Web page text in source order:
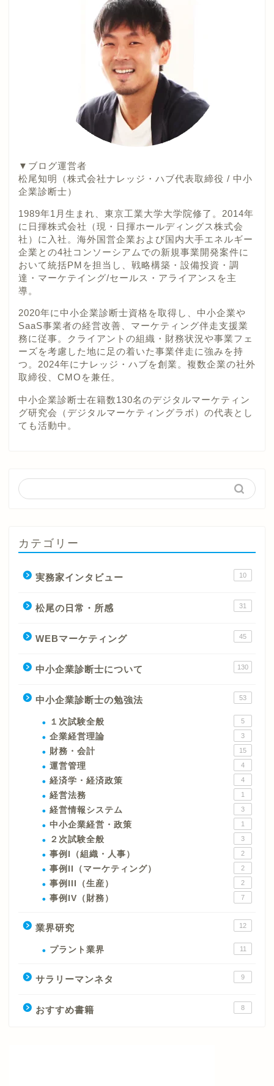
▼ブログ運営者
松尾知明（株式会社ナレッジ・ハブ代表取締役 / 中小
企業診断士）
1989年1月生まれ、東京工業大学大学院修了。2014年
に日揮株式会社（現・日揮ホールディングス株式会
社）に入社。海外国営企業および国内大手エネルギー
企業との4社コンソーシアムでの新規事業開発案件に
おいて統括PMを担当し、戦略構築・設備投資・調
達・マーケテイング/セールス・アライアンスを主
導。
2020年に中小企業診断士資格を取得し、中小企業や
SaaS事業者の経営改善、マーケティング伴走支援業
務に従事。クライアントの組織・財務状況や事業フェ
ーズを考慮した地に足の着いた事業伴走に強みを持
つ。2024年にナレッジ・ハブを創業。複数企業の社外
取締役、CMOを兼任。
中小企業診断士在籍数130名のデジタルマーケティン
グ研究会（デジタルマーケティングラボ）の代表とし
ても活動中。
カテゴリー
実務家インタビュー 10
松尾の日常・所感 31
WEBマーケティング 45
中小企業診断士について 130
中小企業診断士の勉強法 53
１次試験全般 5
企業経営理論 3
財務・会計 15
運営管理 4
経済学・経済政策 4
経営法務 1
経営情報システム 3
中小企業経営・政策 1
２次試験全般 3
事例I（組織・人事） 2
事例II（マーケティング） 2
事例III（生産） 2
事例IV（財務） 7
業界研究 12
プラント業界 11
サラリーマンネタ 9
おすすめ書籍 8